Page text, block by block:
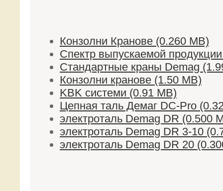
Конзолни Кранове (0.260 MB)
Спектр выпускаемой
Стандартные краны Demag
Конзолни кранове (1.50 MB)
KBK системи (0.91 MB)
Цепная таль Демаг DC-Pro
электроталь Demag DR (0.500
электроталь Demag DR 3-10
электроталь Demag DR 20